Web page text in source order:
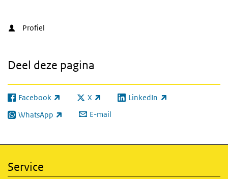
Profiel
Deel deze pagina
Facebook
(externe link) X
(externe link) LinkedIn
(externe link)
WhatsApp
(externe link) E-mail
Service